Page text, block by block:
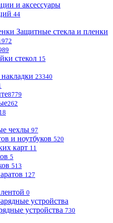
и аксессуары
44
Защитные стекла и пленки
стекол 15
23340
8779
262
18
чехлы 97
и ноутбуков 520
карт 11
5
513
127
0
устройства
устройства 730